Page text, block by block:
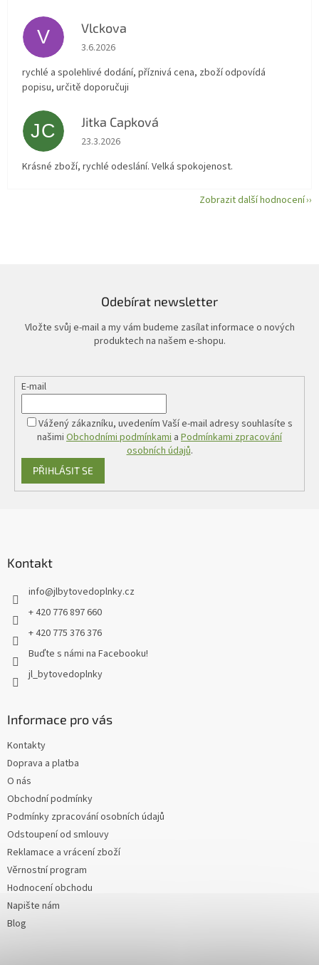
V Vlckova
Hodnocení obchodu je 5 z 5 hvězdiček.
3.6.2026
rychlé a spolehlivé dodání, příznivá cena, zboží odpovídá
popisu, určitě doporučuji
JC Jitka Capková
Hodnocení obchodu je 5 z 5 hvězdiček.
23.3.2026
Krásné zboží, rychlé odeslání. Velká spokojenost.
Zobrazit další hodnocení
Odebírat newsletter
Vložte svůj e-mail a my vám budeme zasílat informace o nových
produktech na našem e-shopu.
E-mail
Vážený zákazníku, uvedením Vaší e-mail adresy souhlasíte s
našimi Obchodními podmínkami a Podmínkami zpracování
osobních údajů.
PŘIHLÁSIT SE
Kontakt
info@jlbytovedoplnky.cz
+ 420 776 897 660
+ 420 775 376 376
Buďte s námi na Facebooku!
jl_bytovedoplnky
Informace pro vás
Kontakty
Doprava a platba
O nás
Obchodní podmínky
Podmínky zpracování osobních údajů
Odstoupení od smlouvy
Reklamace a vrácení zboží
Věrnostní program
Hodnocení obchodu
Napište nám
Blog